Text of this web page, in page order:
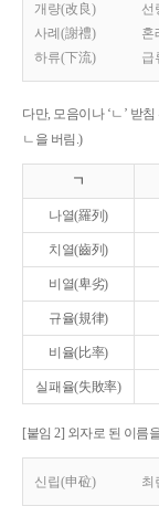
개량(改良) 선
사례(謝禮)
혼
하류(下流)
급
다만, 모음이나 ‘ㄴ’ 받
ㄴ을 버림.)
ㄱ
나열(羅列)
치열(齒列)
비열(卑劣)
규율(規律)
비율(比率)
실패율(失敗率)
[붙임 2] 외자로 된 이름
신립(申砬) 최